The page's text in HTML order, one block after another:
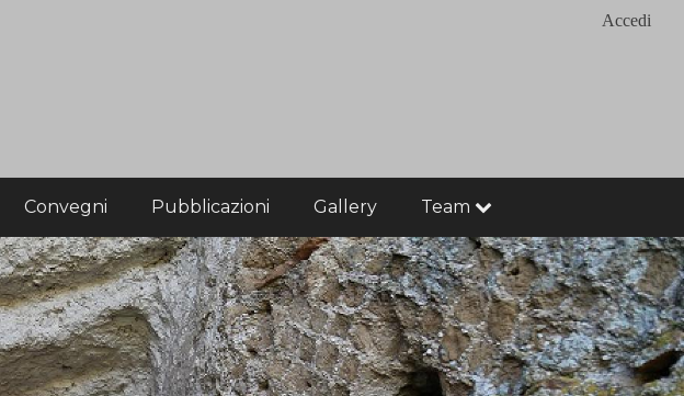
Accedi
Convegni Pubblicazioni Gallery Team